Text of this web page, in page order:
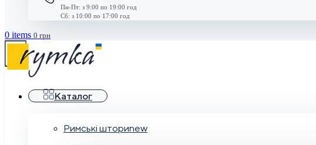
Пн-Пт: з 9:00 по 19:00 год
Сб: з 10:00 по 17:00 год
0 items 0 грн
Каталог
Римські шториnew